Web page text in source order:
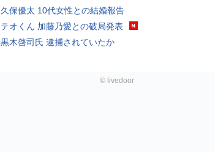
久保優太 10代女性との結婚報告
テオくん 加藤乃愛との破局発表
黒木啓司氏 逮捕されていたか
© livedoor